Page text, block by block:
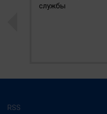
службы
RSS